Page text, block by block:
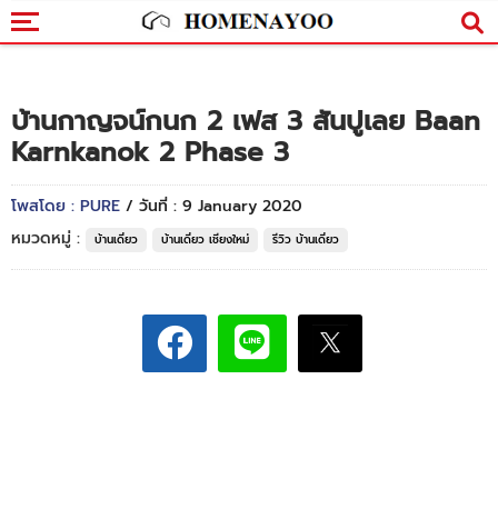
บ้านกาญจน์กนก 2 เฟส 3 สันปูเลย Baan
Karnkanok 2 Phase 3
โพสโดย : PURE / วันที่ : 9 January 2020
หมวดหมู่ :
บ้านเดี่ยว บ้านเดี่ยว เชียงใหม่ รีวิว บ้านเดี่ยว